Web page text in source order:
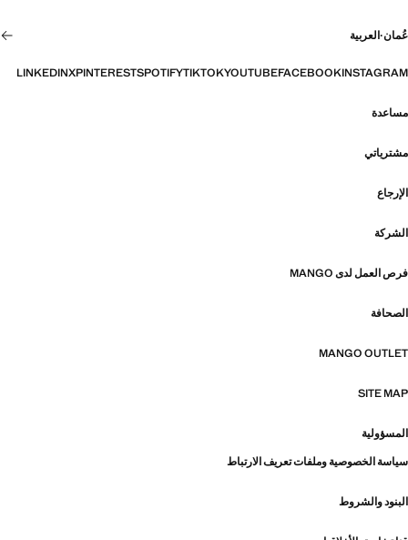
عُمان·العربية
INSTAGRAM
FACEBOOK
YOUTUBE
TIKTOK
SPOTIFY
PINTEREST
X
LINKEDIN
مساعدة
مشترياتي
الإرجاع
الشركة
فرص العمل لدى MANGO
الصحافة
MANGO OUTLET
SITE MAP
المسؤولية
سياسة الخصوصية وملفات تعريف الارتباط
البنود والشروط